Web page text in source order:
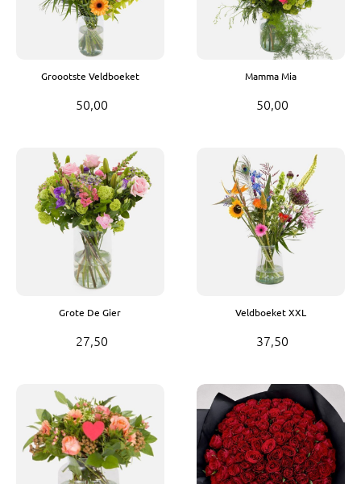
Groootste Veldboeket
50,00
Mamma Mia
50,00
Grote De Gier
27,50
Veldboeket XXL
37,50